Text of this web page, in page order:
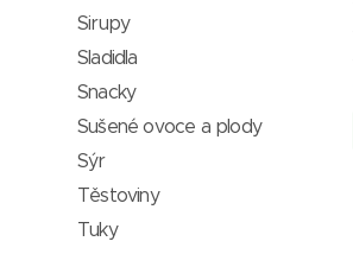
Sirupy
Sladidla
Snacky
Sušené ovoce a plody
Sýr
Těstoviny
Tuky